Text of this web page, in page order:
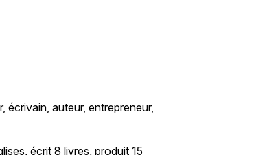
écrivain, auteur, entrepreneur,
écrit 8 livres, produit 15